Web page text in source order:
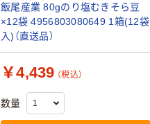
飯尾産業 80gのり塩むきそら豆
×12袋 4956803080649 1箱(12袋
入)（直送品）
￥4,439 （税込）
数量